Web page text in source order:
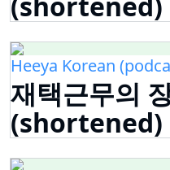
Heeya Korean
재택근무의
(shortened)